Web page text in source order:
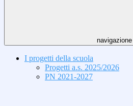
navigazione
I progetti della scuola
Progetti a.s. 2025/2026
PN 2021-2027